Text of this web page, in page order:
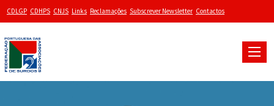
CDLGP CDHPS CNJS Links Reclamações Subscrever Newsletter Contactos
Toggle